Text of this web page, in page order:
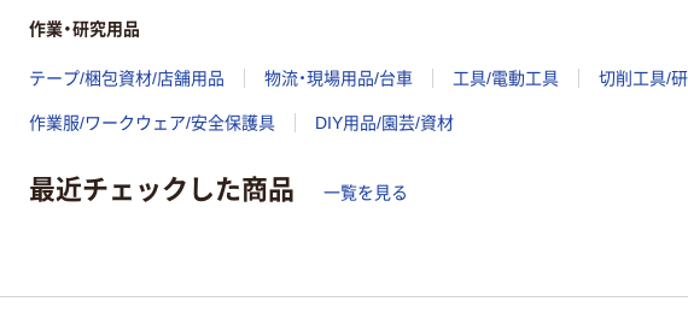
作業・研究用品
テープ/梱包資材/店舗用品 物流・現場用品/台車 工具/電動工具 切削工具/
作業服/ワークウェア/安全保護具 DIY用品/園芸/資材
最近チェックした商品 一覧を見る